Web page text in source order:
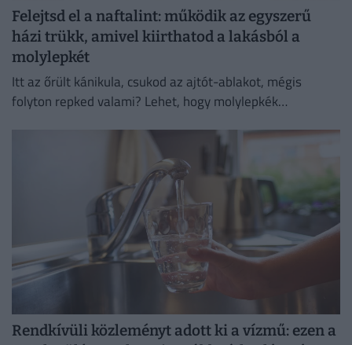
Felejtsd el a naftalint: működik az egyszerű
házi trükk, amivel kiirthatod a lakásból a
molylepkét
Itt az őrült kánikula, csukod az ajtót-ablakot, mégis
folyton repked valami? Lehet, hogy molylepkék
Rendkívüli közleményt adott ki a vízmű: ezen a